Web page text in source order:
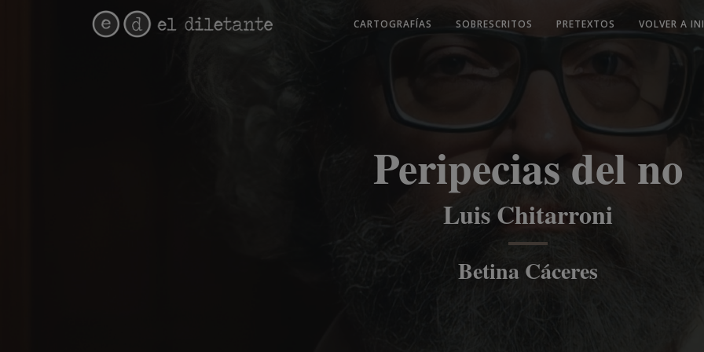
CARTOGRAFÍAS SOBRESCRITOS PRETEXTOS VOLVER A
Peripecias del no
Luis Chitarroni
Betina Cáceres